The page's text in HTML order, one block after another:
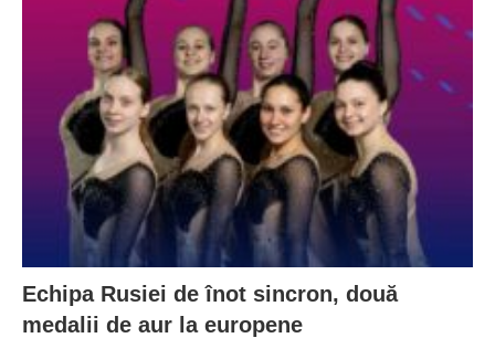
Echipa Rusiei de înot sincron, două
medalii de aur la europene